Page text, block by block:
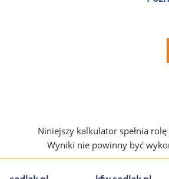
Niniejszy kalkulator spełnia
Wyniki nie powinny być